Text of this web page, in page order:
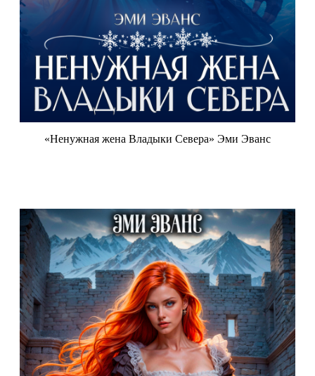
«Ненужная жена Владыки Севера» Эми Эванс